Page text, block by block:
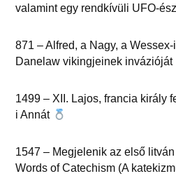
valamint egy rendkívüli UFO-
871 – Alfred, a Nagy, a
Danelaw vikingjeinek invázióját
1499 – XII. Lajos, francia király
i Annát
1547 – Megjelenik az első
Words of Catechism (A